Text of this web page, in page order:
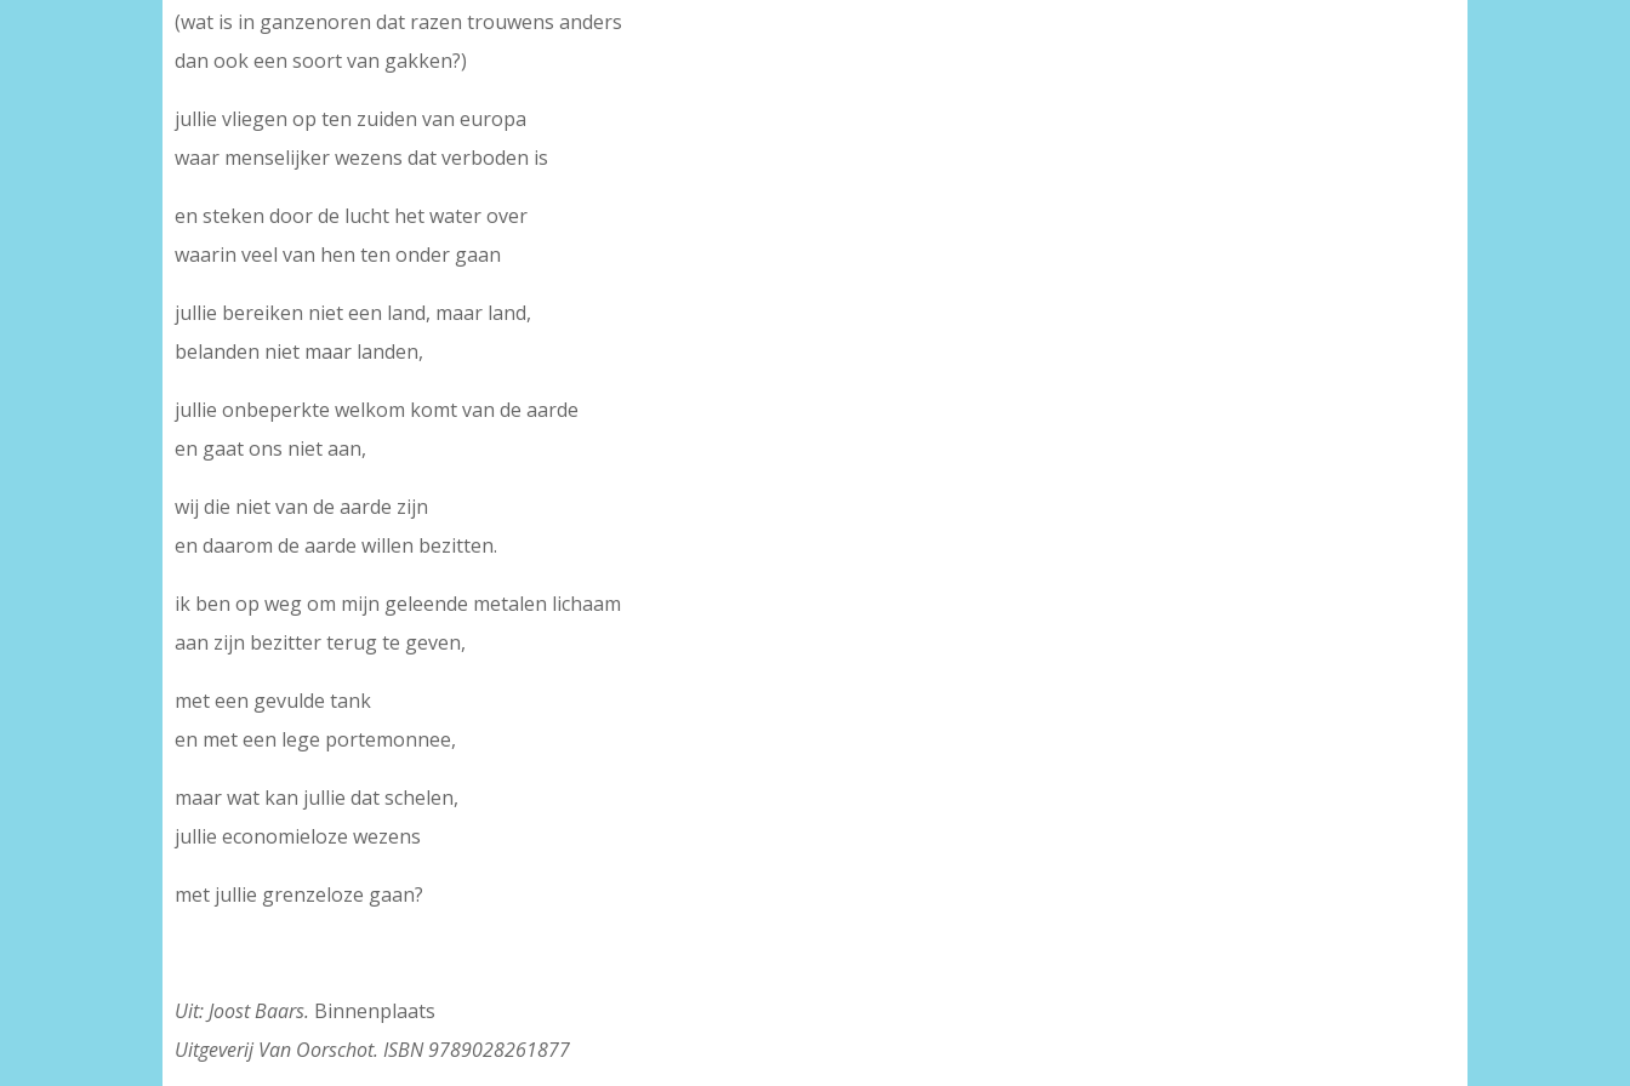
(wat is in ganzenoren dat razen trouwens anders
dan ook een soort van gakken?)
jullie vliegen op ten zuiden van europa
waar menselijker wezens dat verboden is
en steken door de lucht het water over
waarin veel van hen ten onder gaan
jullie bereiken niet een land, maar land,
belanden niet maar landen,
jullie onbeperkte welkom komt van de aarde
en gaat ons niet aan,
wij die niet van de aarde zijn
en daarom de aarde willen bezitten.
ik ben op weg om mijn geleende metalen lichaam
aan zijn bezitter terug te geven,
met een gevulde tank
en met een lege portemonnee,
maar wat kan jullie dat schelen,
jullie economieloze wezens
met jullie grenzeloze gaan?
Uit: Joost Baars. Binnenplaats
Uitgeverij Van Oorschot. ISBN 9789028261877